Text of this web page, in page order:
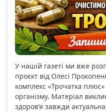
У нашій газеті ми вже
проєкт від Олесі
комплекс «Трочатка
організму. Матеріал
здоров’я завжди